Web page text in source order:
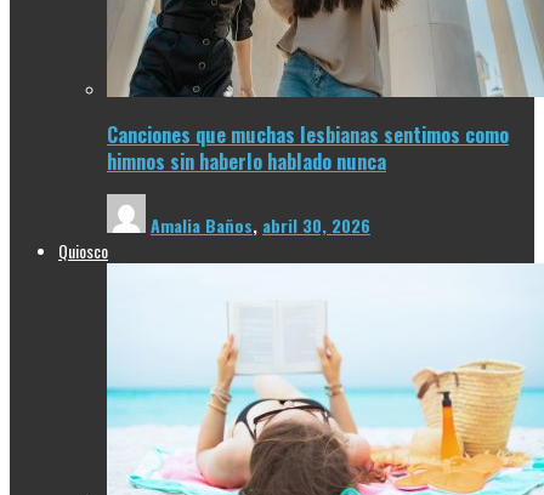
Canciones que muchas lesbianas sentimos como
himnos sin haberlo hablado nunca
Amalia Baños, abril 30, 2026
Quiosco